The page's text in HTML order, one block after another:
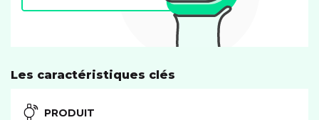
Les caractéristiques clés
PRODUIT